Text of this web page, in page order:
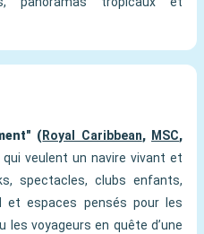
(Royal Caribbean, MSC,
veulent un navire vivant et
spectacles, clubs enfants,
et espaces pensés pour les
les voyageurs en quête d’une